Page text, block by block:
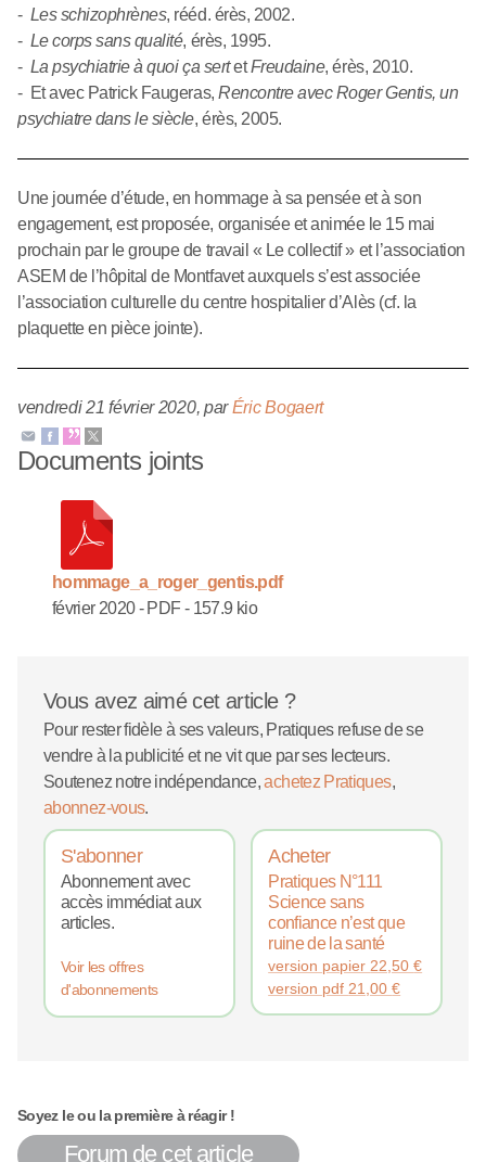
- Les schizophrènes, rééd. érès, 2002.
- Le corps sans qualité, érès, 1995.
- La psychiatrie à quoi ça sertetFreudaine, érès, 2010.
- Et avec Patrick Faugeras,Rencontre avec Roger Gentis, un
psychiatre dans le siècle, érès, 2005.
Une journée d’étude, en hommage à sa pensée et à son
engagement, est proposée, organisée et animée le 15 mai
prochain par le groupe de travail « Le collectif » et l’association
ASEM de l’hôpital de Montfavet auxquels s’est associée
l’association culturelle du centre hospitalier d’Alès (cf. la
plaquette en pièce jointe).
vendredi 21 février 2020, parÉric Bogaert
Documents joints
hommage_a_roger_gentis.pdf
février 2020 - PDF- 157.9 kio
Vous avez aimé cet article ?
Pour rester fidèle à ses valeurs, Pratiques refuse de se
vendre à la publicité et ne vit que par ses lecteurs.
Soutenez notre indépendance,achetez Pratiques,
abonnez-vous.
S'abonner
Abonnement avec
accès immédiat aux
articles.
Voir les offres
d'abonnements
Acheter
Pratiques N°111
Science sans
confiance n’est que
ruine de la santé
version papier 22,50€
version pdf 21,00€
Soyez le ou la première à réagir !
Forum de cet article